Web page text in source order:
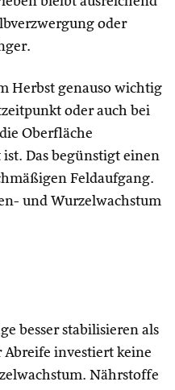
oder
Herbst genauso wichtig
oder auch bei
Oberfläche
Das begünstigt einen
Feldaufgang.
und Wurzelwachstum
besser stabilisieren als
Abreife investiert keine
Nährstoffe